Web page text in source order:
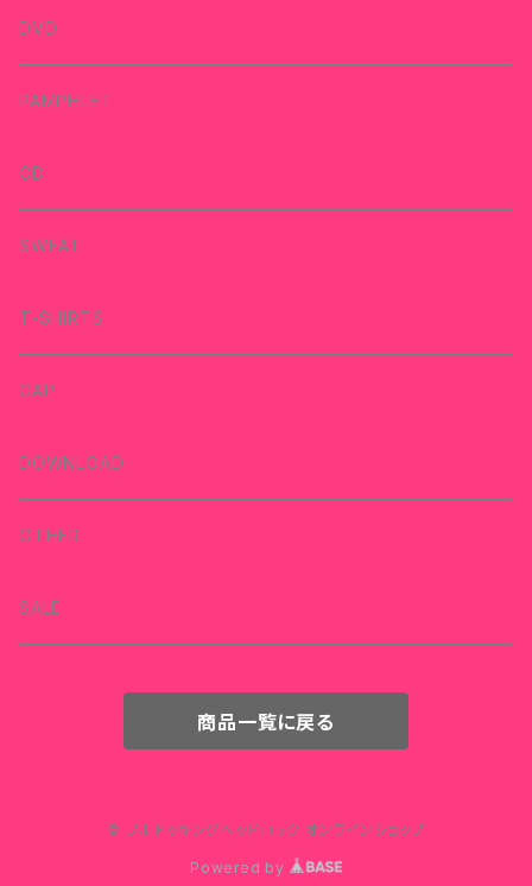
DVD
PAMPHLET
CD
SWEAT
T-SHIRTS
CAP
DOWNLOAD
OTHER
SALE
商品一覧に戻る
© ブルドッキングヘッドロック オンラインショップ
Powered by